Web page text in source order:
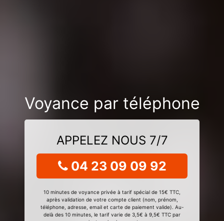
Voyance par téléphone
APPELEZ NOUS 7/7
04 23 09 09 92
10 minutes de voyance privée à tarif spécial de 15€ TTC,
après validation de votre compte client (nom, prénom,
téléphone, adresse, email et carte de paiement valide). Au-
delà des 10 minutes, le tarif varie de 3,5€ à 9,5€ TTC par